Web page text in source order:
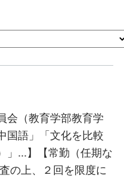
会（教育学部教育学
国語」「文化を比較
」...】【常勤（任期な
の上、２回を限度に